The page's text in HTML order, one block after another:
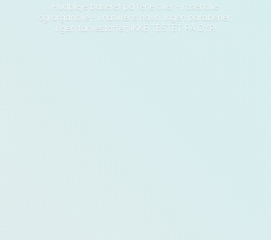
Hudpleje baseret på rene olier - rosenolie
og arganolie - i naturens navn. Ingen parabener,
ingen farvestoffer, IKKE TESTET PÅ DYR!